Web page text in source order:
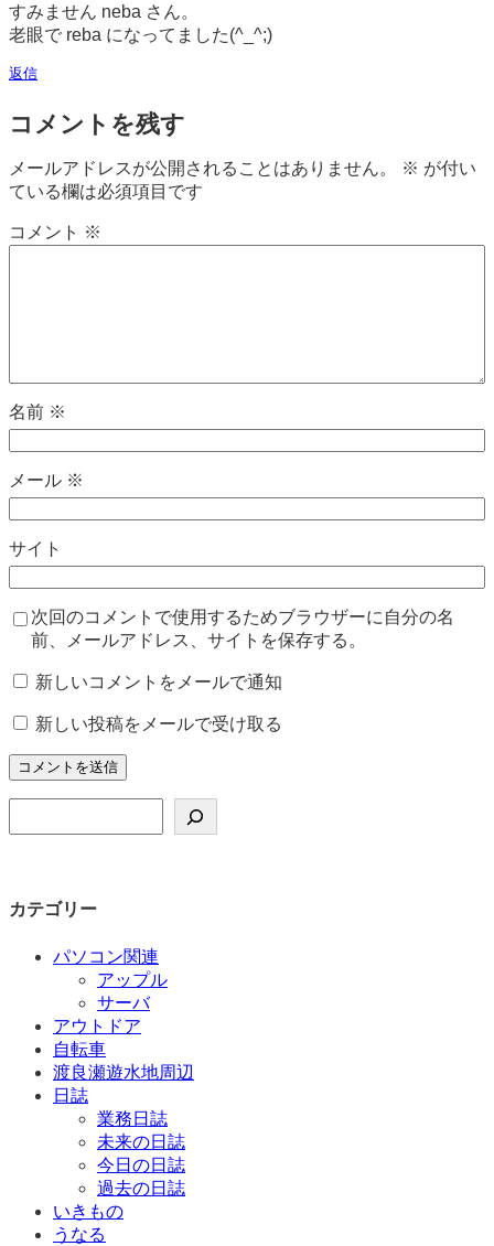
すみません neba さん。
老眼で reba になってました(^_^;)
返信
コメントを残す
メールアドレスが公開されることはありません。 ※ が付い
ている欄は必須項目です
コメント ※
名前 ※
メール ※
サイト
次回のコメントで使用するためブラウザーに自分の名
前、メールアドレス、サイトを保存する。
新しいコメントをメールで通知
新しい投稿をメールで受け取る
索
カテゴリー
パソコン関連
アップル
サーバ
アウトドア
自転車
渡良瀬遊水地周辺
日誌
業務日誌
未来の日誌
今日の日誌
過去の日誌
いきもの
うなる